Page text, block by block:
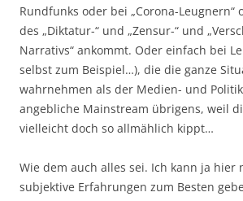
Rundfunks oder bei „Corona-Leugnern“
des „Diktatur-“ und „Zensur-“ und
Narrativs“ ankommt. Oder einfach bei
selbst zum Beispiel…), die die ganze
wahrnehmen als der Medien- und
angebliche Mainstream übrigens, weil
vielleicht doch so allmählich kippt…
Wie dem auch alles sei. Ich kann ja hier
subjektive Erfahrungen zum Besten